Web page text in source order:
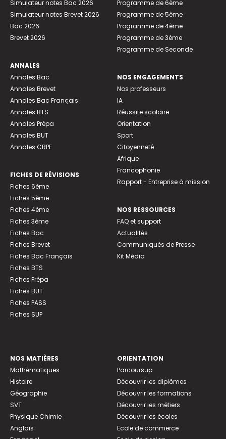
Simulateur notes Bac 2026
Simulateur notes Brevet 2026
Bac 2026
Brevet 2026
ANNALES
Annales Bac
Annales Brevet
Annales Bac Français
Annales BTS
Annales Prépa
Annales BUT
Annales CRPE
FICHES DE RÉVISIONS
Fiches 6ème
Fiches 5ème
Fiches 4ème
Fiches 3ème
Fiches Bac
Fiches Brevet
Fiches Bac Français
Fiches BTS
Fiches Prépa
Fiches BUT
Fiches PASS
Fiches SUP
Programme de 6ème
Programme de 5ème
Programme de 4ème
Programme de 3ème
Programme de Seconde
NOS ENGAGEMENTS
Nos professeurs
IA
Réussite scolaire
Orientation
Sport
Citoyenneté
Afrique
Francophonie
Rapport - Entreprise à mission
NOS RESSOURCES
FAQ et support
Actualités
Communiqués de Presse
Kit Média
NOS MATIÈRES
Mathématiques
Histoire
Géographie
SVT
Physique Chimie
Anglais
ORIENTATION
Parcoursup
Découvrir les diplômes
Découvrir les formations
Découvrir les métiers
Découvrir les écoles
Ecole de commerce